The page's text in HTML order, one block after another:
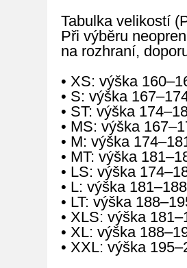
Tabulka velikostí
Při výběru
na rozhraní,
• XS: výška
• S: výška
• ST: výška
• MS: výška
• M: výška
• MT: výška
• LS: výška
• L: výška
• LT: výška
• XLS: výška
• XL: výška
• XXL: výška